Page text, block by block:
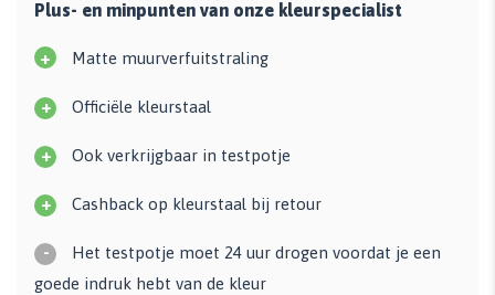
Plus- en minpunten van onze kleurspecialist
+ Matte muurverfuitstraling
+ Officiële kleurstaal
+ Ook verkrijgbaar in testpotje
+ Cashback op kleurstaal bij retour
-
Het testpotje moet 24 uur drogen voordat je een
goede indruk hebt van de kleur